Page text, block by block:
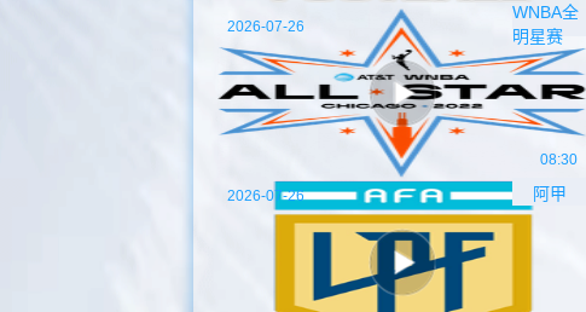
WNBA全
明星赛
08:30
2026-07-26
阿甲
2026-07-26